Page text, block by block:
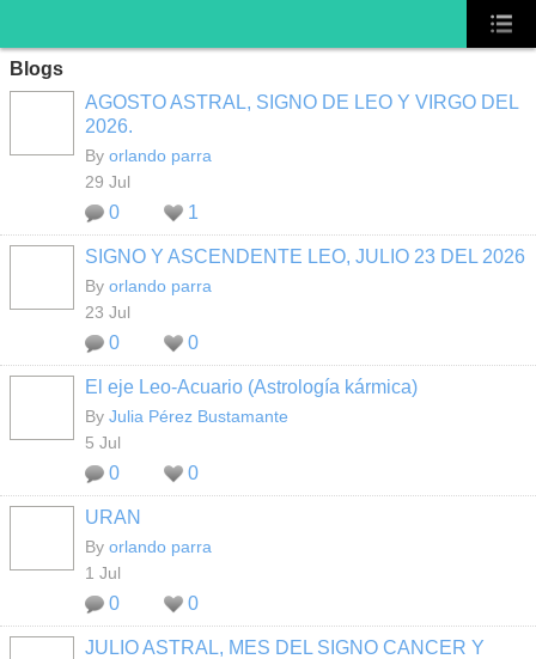
Blogs
AGOSTO ASTRAL, SIGNO DE LEO Y VIRGO DEL
2026.
By orlando parra
29 Jul
0 1
SIGNO Y ASCENDENTE LEO, JULIO 23 DEL 2026
By orlando parra
23 Jul
0 0
El eje Leo-Acuario (Astrología kármica)
By Julia Pérez Bustamante
5 Jul
0 0
URAN
By orlando parra
1 Jul
0 0
JULIO ASTRAL, MES DEL SIGNO CANCER Y